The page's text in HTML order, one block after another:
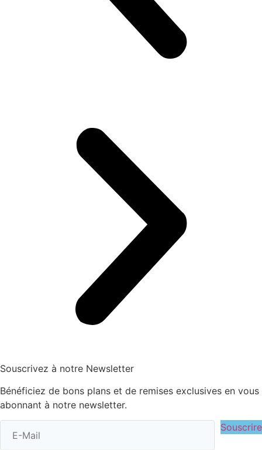
Souscrivez à notre Newsletter
Bénéficiez de bons plans et de remises exclusives en vous
abonnant à notre newsletter.
Souscrire